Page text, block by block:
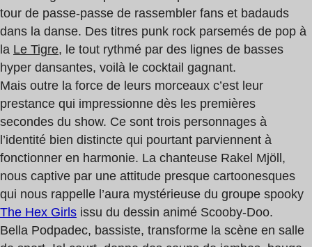
tour de passe-passe de rassembler fans et badauds
dans la danse. Des titres punk rock parsemés de pop à
la Le Tigre, le tout rythmé par des lignes de basses
hyper dansantes, voilà le cocktail gagnant.
Mais outre la force de leurs morceaux c’est leur
prestance qui impressionne dès les premières
secondes du show. Ce sont trois personnages à
l’identité bien distincte qui pourtant parviennent à
fonctionner en harmonie. La chanteuse Rakel Mjöll,
nous captive par une attitude presque cartoonesques
qui nous rappelle l’aura mystérieuse du groupe spooky
The Hex Girls issu du dessin animé Scooby-Doo.
Bella Podpadec, bassiste, transforme la scène en salle